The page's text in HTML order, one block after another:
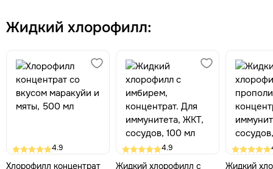
Жидкий хлорофилл:
4.9
Хлорофилл концентрат
4.9
Жидкий хлорофилл с Жидкий